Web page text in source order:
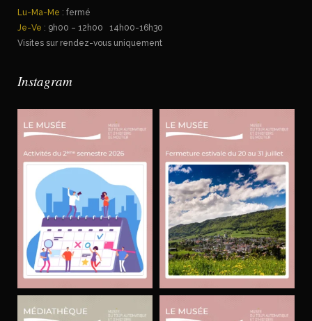
Lu-Ma-Me : fermé
Je-Ve : 9h00 – 12h00 14h00-16h30
Visites sur rendez-vous uniquement
Instagram